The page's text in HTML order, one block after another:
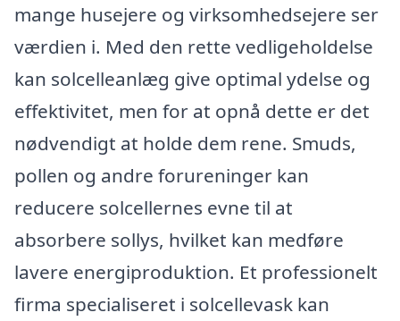
mange husejere og virksomhedsejere ser
værdien i. Med den rette vedligeholdelse
kan solcelleanlæg give optimal ydelse og
effektivitet, men for at opnå dette er det
nødvendigt at holde dem rene. Smuds,
pollen og andre forureninger kan
reducere solcellernes evne til at
absorbere sollys, hvilket kan medføre
lavere energiproduktion. Et professionelt
firma specialiseret i solcellevask kan